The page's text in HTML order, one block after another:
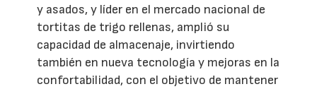
y asados, y líder en el mercado nacional de
tortitas de trigo rellenas, amplió su
capacidad de almacenaje, invirtiendo
también en nueva tecnología y mejoras en la
confortabilidad, con el objetivo de mantener